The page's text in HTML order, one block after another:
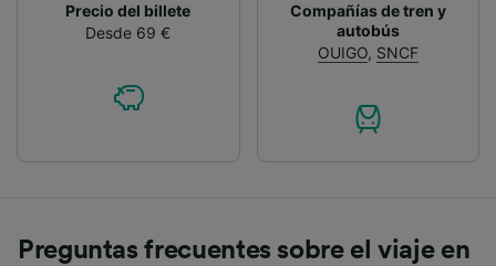
Precio del billete
Desde 69 €
Compañías de tren y
autobús
OUIGO, SNCF
Preguntas frecuentes sobre el viaje en